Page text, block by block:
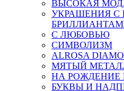
ВЫСОКАЯ
УКРАШЕНИЯ
С ЛЮБОВЬЮ
СИМВОЛИЗМ
ALROSA
МЯТЫЙ
НА РОЖДЕНИЕ
БУКВЫ И